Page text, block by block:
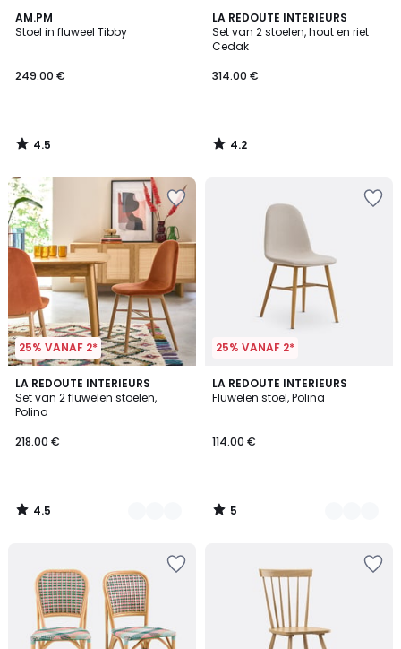
AM.PM
Stoel in fluweel Tibby
249.00 €
4.5
/ 5
4.5
/
LA REDOUTE INTERIEURS
Set van 2 stoelen, hout en riet
Cedak
314.00 €
4.2
/ 5
4.2
/
25% VANAF 2*
LA REDOUTE INTERIEURS
Set van 2 fluwelen stoelen,
Polina
218.00 €
4.5
/ 5
3
Kleuren
4.5
/
25% VANAF 2*
LA REDOUTE INTERIEURS
Fluwelen stoel, Polina
114.00 €
5
/
3
Kleuren
5
/